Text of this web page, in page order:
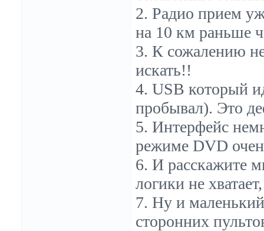
2. Радио прием
на 10 км раньше
3. К сожалению
искать!!
4. USB который
пробывал). Это
5. Интерфейс
режиме DVD
6. И расскажите
логики не
7. Ну и
сторонних